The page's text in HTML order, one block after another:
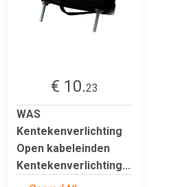
€ 10.23
WAS
Kentekenverlichting
Open kabeleinden
Kentekenverlichting...